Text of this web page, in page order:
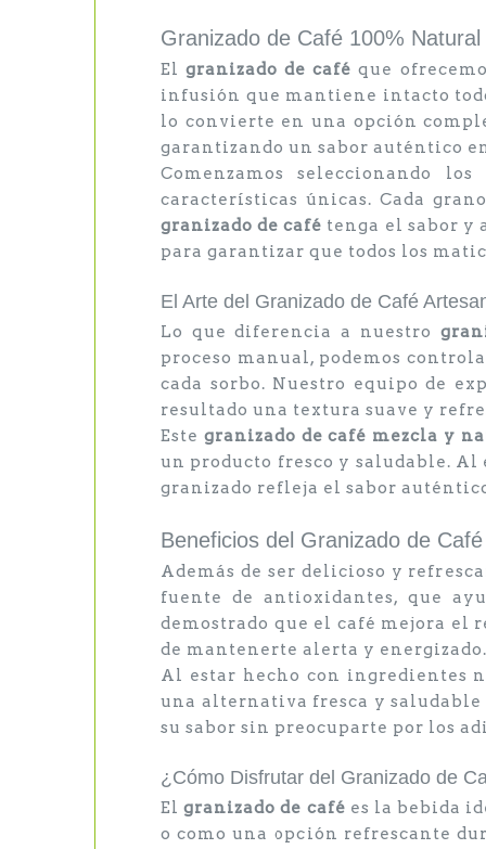
Granizado de Café 100% Natural
Elgranizado de café que
infusión que mantiene intacto
lo convierte en una opción
garantizando un sabor auténtico
Comenzamos seleccionando
características únicas. Cada
granizado de café tenga el sabor y
para garantizar que todos los
El Arte del Granizado de Café
Lo que diferencia a nuestro
proceso manual, podemos
cada sorbo. Nuestro equipo de
resultado una textura suave y
Este granizado de café mezcla y
un producto fresco y saludable. Al
granizado refleja el sabor
Beneficios del Granizado de Café
Además de ser delicioso y
fuente de antioxidantes, que
demostrado que el café mejora el
de mantenerte alerta y energizado.
Al estar hecho con ingredientes
una alternativa fresca y saludable
su sabor sin preocuparte por los
¿Cómo Disfrutar del Granizado de
Elgranizado de café es la bebida
o como una opción refrescante